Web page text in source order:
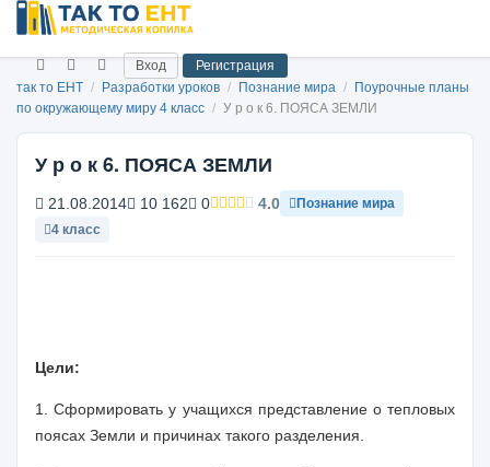
Вход
Регистрация
так то ЕНТ / Разработки уроков / Познание мира /
Поурочные планы
по окружающему миру 4 класс / У р о к 6. ПОЯСА ЗЕМЛИ
У р о к 6. ПОЯСА ЗЕМЛИ
21.08.2014 10 162 0 4.0
Познание мира
4 класс
Цели:
1. Сформировать у учащихся представление о тепловых
поясах Земли и причинах такого разделения.